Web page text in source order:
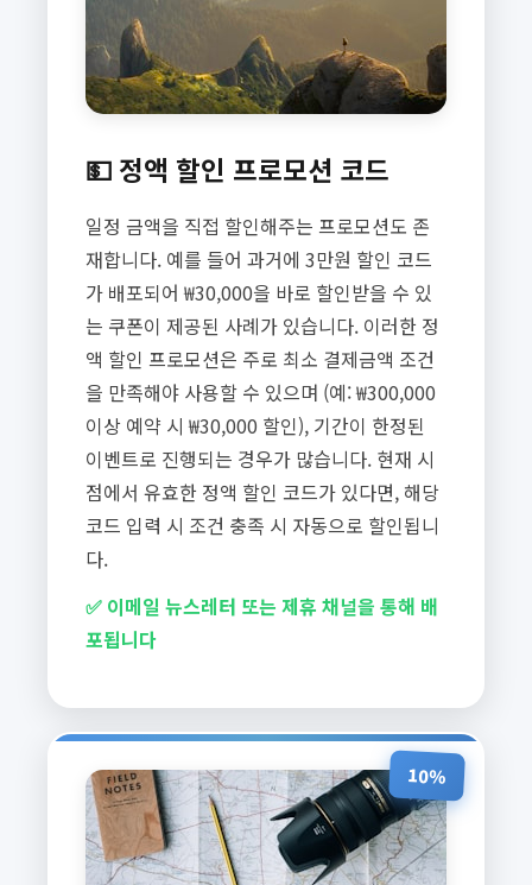
💵 정액 할인 프로모션 코드
일정 금액을 직접 할인해주는 프로모션도 존
재합니다. 예를 들어 과거에 3만원 할인 코드
가 배포되어 ₩30,000을 바로 할인받을 수 있
는 쿠폰이 제공된 사례가 있습니다. 이러한 정
액 할인 프로모션은 주로 최소 결제금액 조건
을 만족해야 사용할 수 있으며 (예: ₩300,000
이상 예약 시 ₩30,000 할인), 기간이 한정된
이벤트로 진행되는 경우가 많습니다. 현재 시
점에서 유효한 정액 할인 코드가 있다면, 해당
코드 입력 시 조건 충족 시 자동으로 할인됩니
다.
✅ 이메일 뉴스레터 또는 제휴 채널을 통해 배
포됩니다
10%